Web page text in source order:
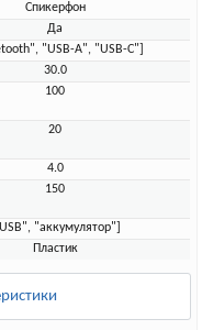
Спикерфон
Да
"USB-A", "USB-C"]
30.0
100
20
4.0
150
"аккумулятор"]
Пластик